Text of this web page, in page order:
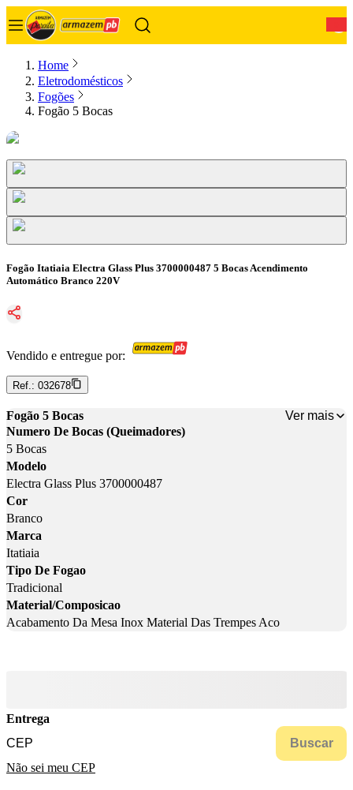
Home
Eletrodomésticos
Fogões
Fogão 5 Bocas
Fogão Itatiaia Electra Glass Plus 3700000487 5 Bocas Acendimento
Automático Branco 220V
Vendido e entregue por:
Ref.: 032678
Fogão 5 Bocas
Ver mais
Numero De Bocas (Queimadores)
5 Bocas
Modelo
Electra Glass Plus 3700000487
Cor
Branco
Marca
Itatiaia
Tipo De Fogao
Tradicional
Material/Composicao
Acabamento Da Mesa Inox Material Das Trempes Aco
Entrega
Buscar
Não sei meu CEP